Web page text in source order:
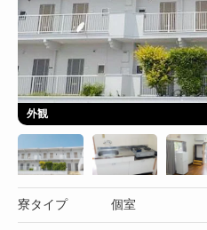
外観
寮タイプ 個室